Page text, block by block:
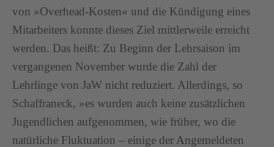
von »Overhead-Kosten« und die Kündigung eines
Mitarbeiters konnte dieses Ziel mittlerweile erreicht
werden. Das heißt: Zu Beginn der Lehrsaison im
vergangenen November wurde die Zahl der
Lehrlinge von JaW nicht reduziert. Allerdings, so
Schaffraneck, »es wurden auch keine zusätzlichen
Jugendlichen aufgenommen, wie früher, wo die
natürliche Fluktuation – einige der Angemeldeten